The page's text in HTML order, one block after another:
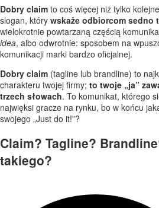
Dobry claim to coś więcej niż tylko
slogan, który wskaże odbiorcom sedno
wielokrotnie powtarzaną częścią
idea, albo odwrotnie: sposobem na
komunikacji marki bardzo oficjalnej.
Dobry claim (tagline lub brandline) to
charakteru twojej firmy; to twoje „ja”
trzech słowach. To komunikat, którego
najwięksi gracze na rynku, bo w końcu
swojego „Just do it!”?
Claim? Tagline?
takiego?